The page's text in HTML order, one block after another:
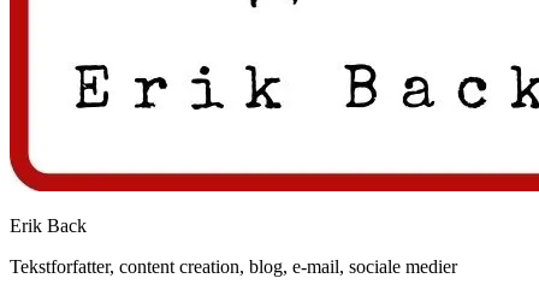
Erik Back
Tekstforfatter, content creation, blog, e-mail, sociale medier